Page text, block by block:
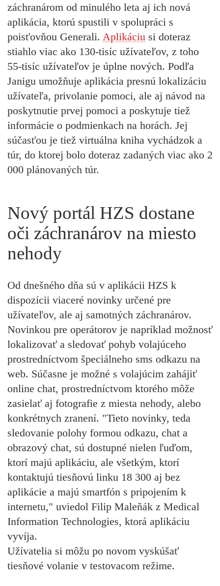
záchranárom od minulého leta aj ich nová
aplikácia, ktorú spustili v spolupráci s
poisťovňou Generali. Aplikáciu si doteraz
stiahlo viac ako 130-tisíc užívateľov, z toho
55-tisíc užívateľov je úplne nových. Podľa
Janigu umožňuje aplikácia presnú lokalizáciu
užívateľa, privolanie pomoci, ale aj návod na
poskytnutie prvej pomoci a poskytuje tiež
informácie o podmienkach na horách. Jej
súčasťou je tiež virtuálna kniha vychádzok a
túr, do ktorej bolo doteraz zadaných viac ako 2
000 plánovaných túr.
Nový portál HZS dostane
oči záchranárov na miesto
nehody
Od dnešného dňa sú v aplikácii HZS k
dispozícii viaceré novinky určené pre
užívateľov, ale aj samotných záchranárov.
Novinkou pre operátorov je napríklad možnosť
lokalizovať a sledovať pohyb volajúceho
prostredníctvom špeciálneho sms odkazu na
web. Súčasne je možné s volajúcim zahájiť
online chat, prostredníctvom ktorého môže
zasielať aj fotografie z miesta nehody, alebo
konkrétnych zranení. "Tieto novinky, teda
sledovanie polohy formou odkazu, chat a
obrazový chat, sú dostupné nielen ľuďom,
ktorí majú aplikáciu, ale všetkým, ktorí
kontaktujú tiesňovú linku 18 300 aj bez
aplikácie a majú smartfón s pripojením k
internetu," uviedol Filip Maleňák z Medical
Information Technologies, ktorá aplikáciu
vyvíja.
Užívatelia si môžu po novom vyskúšať
tiesňové volanie v testovacom režime.